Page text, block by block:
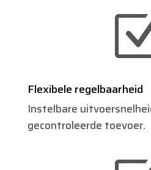
Flexibele regelbaarheid
Instelbare
gecontroleerde toevoer.